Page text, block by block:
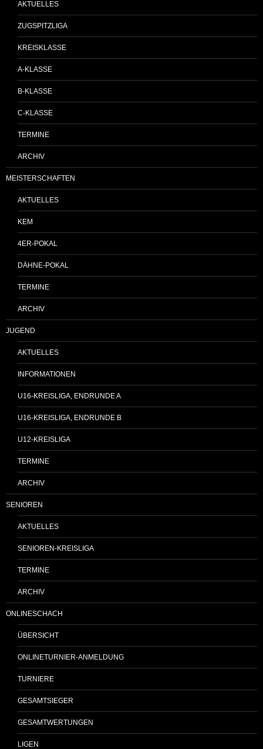
AKTUELLES
ZUGSPITZLIGA
KREISKLASSE
A-KLASSE
B-KLASSE
C-KLASSE
TERMINE
ARCHIV
MEISTERSCHAFTEN
AKTUELLES
KEM
4ER-POKAL
DÄHNE-POKAL
TERMINE
ARCHIV
JUGEND
AKTUELLES
INFORMATIONEN
U16-KREISLIGA, ENDRUNDE A
U16-KREISLIGA, ENDRUNDE B
U12-KREISLIGA
TERMINE
ARCHIV
SENIOREN
AKTUELLES
SENIOREN-KREISLIGA
TERMINE
ARCHIV
ONLINESCHACH
ÜBERSICHT
ONLINETURNIER-ANMELDUNG
TURNIERE
GESAMTSIEGER
GESAMTWERTUNGEN
LIGEN